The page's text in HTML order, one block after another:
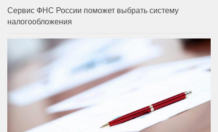
Сервис ФНС России поможет выбрать систему
налогообложения